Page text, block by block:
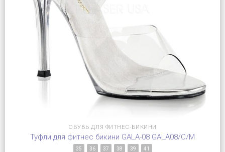
ОБУВЬ ДЛЯ ФИТНЕС-БИКИНИ
Туфли для фитнес бикини GALA-08 GALA08/C/M
35 36 37 38 39 41